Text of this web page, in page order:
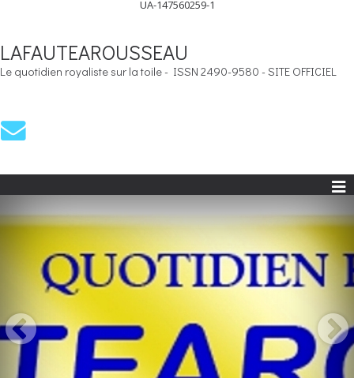
UA-147560259-1
LAFAUTEAROUSSEAU
Le quotidien royaliste sur la toile - ISSN 2490-9580 - SITE OFFICIEL